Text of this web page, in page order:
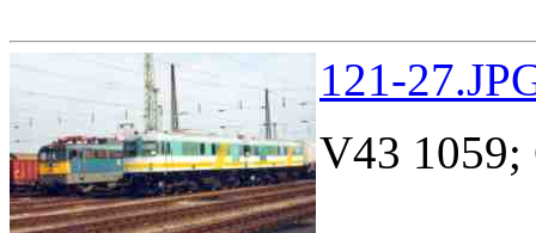
121-
V43 1059;